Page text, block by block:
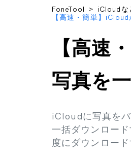
FoneTool > iCloudな
【高速・簡単】
【高速
写真を
iCloudに写真を
一括ダウンロー
度にダウンロー